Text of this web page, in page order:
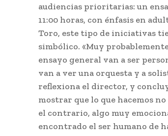
audiencias prioritarias: un
11:00 horas, con énfasis en
Toro, este tipo de iniciativas
simbólico. «Muy
ensayo general van a ser
van a ver una orquesta y a
reflexiona el director, y
mostrar que lo que hacemos
el contrario, algo muy
encontrado el ser humano de